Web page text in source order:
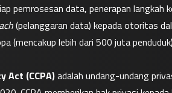
pemrosesan data, penerapan langkah
(pelanggaran data) kepada otoritas
(mencakup lebih dari 500 juta
Act (CCPA) adalah undang-undang